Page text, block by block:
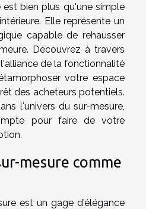
est bien plus qu'une simple
Elle représente un
capable de rehausser
Découvrez à travers
de la fonctionnalité
votre espace
des acheteurs potentiels.
l'univers du sur-mesure,
pour faire de votre
mesure comme
est un gage d'élégance